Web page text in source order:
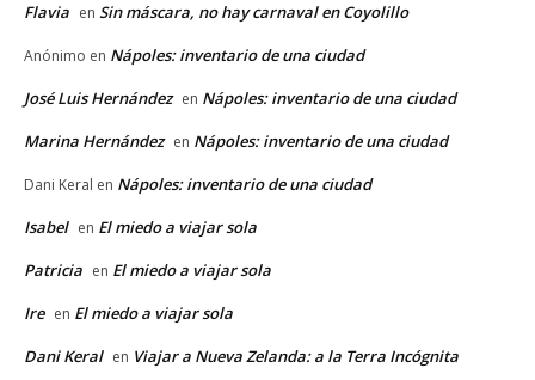
Flavia en Sin máscara, no hay carnaval en Coyolillo
Anónimo en Nápoles: inventario de una ciudad
José Luis Hernández en Nápoles: inventario de una ciudad
Marina Hernández en Nápoles: inventario de una ciudad
Dani Keral en Nápoles: inventario de una ciudad
Isabel en El miedo a viajar sola
Patricia en El miedo a viajar sola
Ire en El miedo a viajar sola
Dani Keral en Viajar a Nueva Zelanda: a la Terra Incógnita